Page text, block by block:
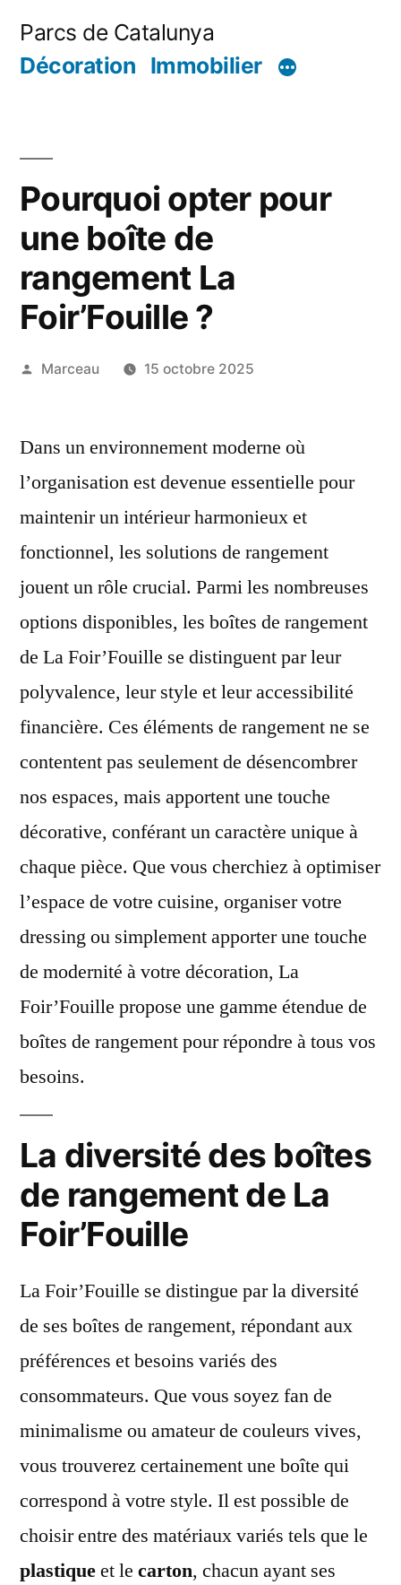
Parcs de Catalunya
Décoration Immobilier
Pourquoi opter pour
une boîte de
rangement La
Foir’Fouille ?
Publié
Marceau 15 octobre 2025
Dans un environnement moderne où
l’organisation est devenue essentielle pour
maintenir un intérieur harmonieux et
fonctionnel, les solutions de rangement
jouent un rôle crucial. Parmi les nombreuses
options disponibles, les boîtes de rangement
de La Foir’Fouille se distinguent par leur
polyvalence, leur style et leur accessibilité
financière. Ces éléments de rangement ne se
contentent pas seulement de désencombrer
nos espaces, mais apportent une touche
décorative, conférant un caractère unique à
chaque pièce. Que vous cherchiez à optimiser
l’espace de votre cuisine, organiser votre
dressing ou simplement apporter une touche
de modernité à votre décoration, La
Foir’Fouille propose une gamme étendue de
boîtes de rangement pour répondre à tous vos
besoins.
La diversité des boîtes
de rangement de La
Foir’Fouille
La Foir’Fouille se distingue par la diversité
de ses boîtes de rangement, répondant aux
préférences et besoins variés des
consommateurs. Que vous soyez fan de
minimalisme ou amateur de couleurs vives,
vous trouverez certainement une boîte qui
correspond à votre style. Il est possible de
choisir entre des matériaux variés tels que le
plastiqueet le carton, chacun ayant ses